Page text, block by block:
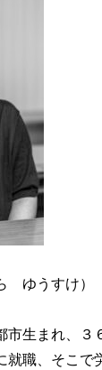
ゆうすけ）
生まれ、３
就職、そこで